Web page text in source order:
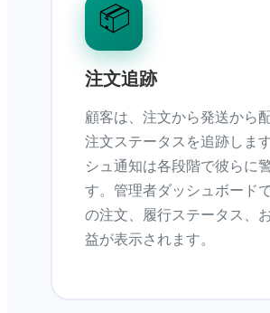
📦
注文追跡
顧客は、注文から発送から
注文ステータスを追跡しま
シュ通知は各段階で彼らに
す。管理者ダッシュボード
の注文、履行ステータス、
益が表示されます。